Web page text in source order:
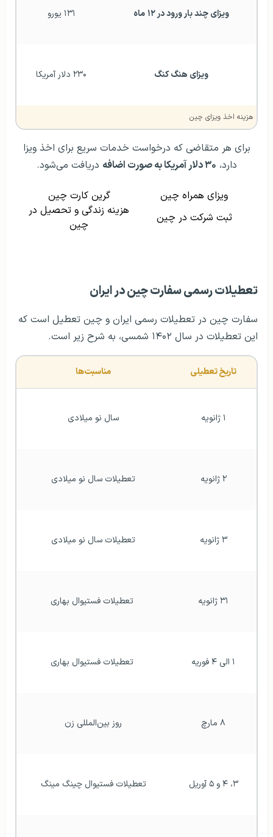
ویزای چند بار ورود در ۱۲ ماه ۱۳۱ یورو
ویزای هنگ کنگ ۲۳۰ دلار آمریکا
هزینه اخذ ویزای چین
برای هر متقاضی که درخواست خدمات سریع برای اخذ ویزا
دارد، ۳۰ دلار آمریکا به صورت اضافه دریافت می‌شود.
ویزای همراه چین
گرین کارت چین
ثبت شرکت در چین
هزینه زندگی و تحصیل در
چین
تعطیلات رسمی سفارت چین در ایران
سفارت چین در تعطیلات رسمی ایران و چین تعطیل است که
این تعطیلات در سال ۱۴۰۲ شمسی، به شرح زیر است.
تاریخ تعطیلی مناسبت‌ها
۱ ژانویه سال نو میلادی
۲ ژانویه تعطیلات سال نو میلادی
۳ ژانویه تعطیلات سال نو میلادی
۳۱ ژانویه
۱ الی ۴ فوریه
۸ مارچ روز بین‌المللی زن
۳، ۴ و ۵ آوریل تعطیلات فستیوال چینگ مینگ